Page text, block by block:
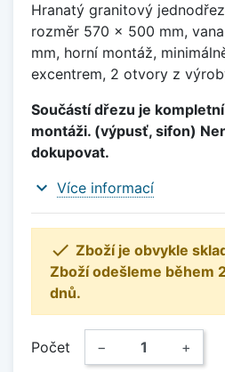
Hranatý granitový
rozměr 570 x 500 mm,
mm, horní montáž,
excentrem, 2 otvory z
Součástí dřezu je
montáži. (výpusť, sifon)
dokupovat.
expand_more Více informací
 Zboží je obvykle
Zboží odešleme během
dnů.
Počet − +